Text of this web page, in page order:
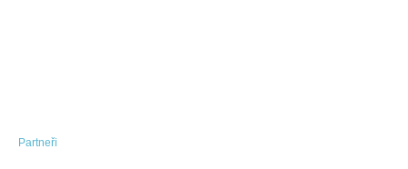
Partneři